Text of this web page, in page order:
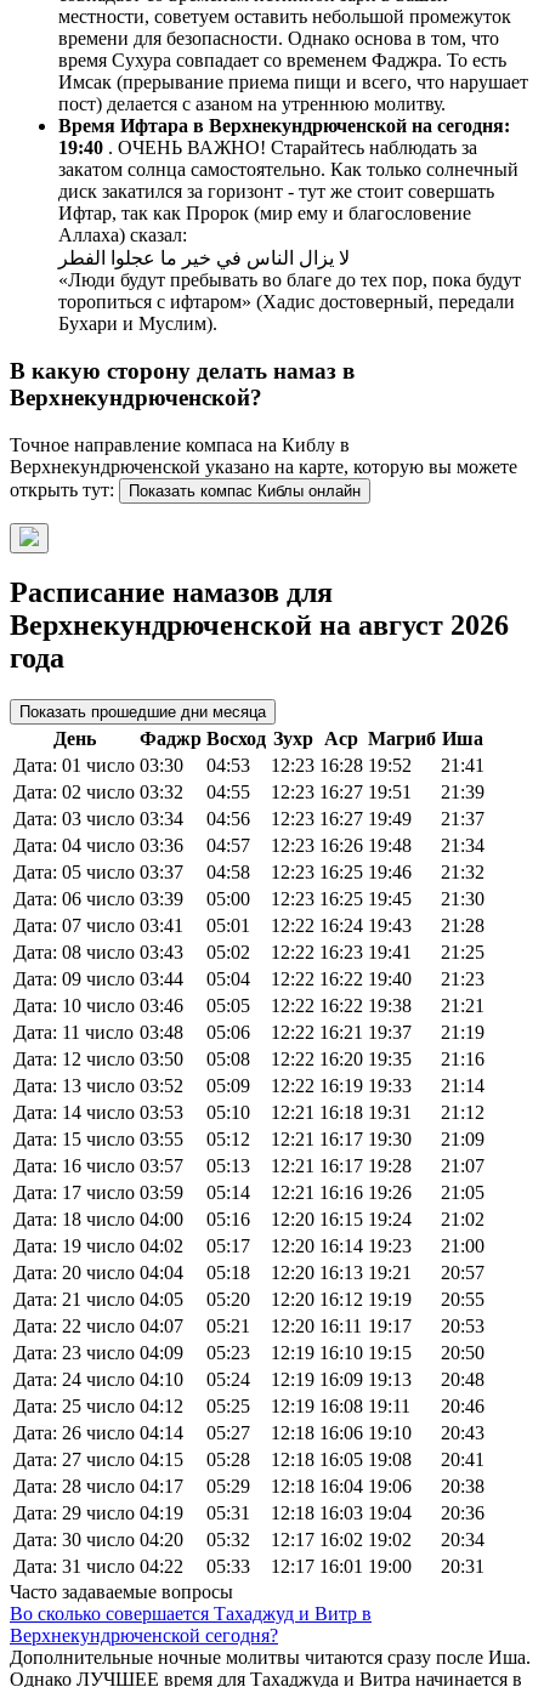
местности, советуем оставить небольшой промежуток
времени для безопасности. Однако основа в том, что
время Сухура совпадает со временем Фаджра. То есть
Имсак (прерывание приема пищи и всего, что нарушает
пост) делается с азаном на утреннюю молитву.
Время Ифтара в Верхнекундрюченской на сегодня:
19:40 . ОЧЕНЬ ВАЖНО! Старайтесь наблюдать за
закатом солнца самостоятельно. Как только солнечный
диск закатился за горизонт - тут же стоит совершать
Ифтар, так как Пророк (мир ему и благословение
Аллаха) сказал:
لا يزال الناس في خير ما عجلوا الفطر
«Люди будут пребывать во благе до тех пор, пока будут
торопиться с ифтаром» (Хадис достоверный, передали
Бухари и Муслим).
В какую сторону делать намаз в
Верхнекундрюченской?
Точное направление компаса на Киблу в
Верхнекундрюченской указано на карте, которую вы можете
открыть тут:
Показать компас Киблы онлайн
Расписание намазов для
Верхнекундрюченской на август 2026
года
Показать прошедшие дни месяца
День Фаджр Восход Зухр Аср Магриб Иша
Дата: 01 число 03:30 04:53 12:23 16:28 19:52
21:41
Дата: 02 число 03:32 04:55 12:23 16:27 19:51
21:39
Дата: 03 число 03:34 04:56 12:23 16:27 19:49
21:37
Дата: 04 число 03:36 04:57 12:23 16:26 19:48
21:34
Дата: 05 число 03:37 04:58 12:23 16:25 19:46
21:32
Дата: 06 число 03:39 05:00 12:23 16:25 19:45
21:30
Дата: 07 число 03:41 05:01 12:22 16:24 19:43
21:28
Дата: 08 число 03:43 05:02 12:22 16:23 19:41
21:25
Дата: 09 число 03:44 05:04 12:22 16:22 19:40
21:23
Дата: 10 число 03:46 05:05 12:22 16:22 19:38
21:21
Дата: 11 число 03:48 05:06 12:22 16:21 19:37
21:19
Дата: 12 число 03:50 05:08 12:22 16:20 19:35
21:16
Дата: 13 число 03:52 05:09 12:22 16:19 19:33
21:14
Дата: 14 число 03:53 05:10 12:21 16:18 19:31
21:12
Дата: 15 число 03:55 05:12 12:21 16:17 19:30
21:09
Дата: 16 число 03:57 05:13 12:21 16:17 19:28
21:07
Дата: 17 число 03:59 05:14 12:21 16:16 19:26
21:05
Дата: 18 число 04:00 05:16 12:20 16:15 19:24
21:02
Дата: 19 число 04:02 05:17 12:20 16:14 19:23
21:00
Дата: 20 число 04:04 05:18 12:20 16:13 19:21
20:57
Дата: 21 число 04:05 05:20 12:20 16:12 19:19
20:55
Дата: 22 число 04:07 05:21 12:20 16:11 19:17
20:53
Дата: 23 число 04:09 05:23 12:19 16:10 19:15
20:50
Дата: 24 число 04:10 05:24 12:19 16:09 19:13
20:48
Дата: 25 число 04:12 05:25 12:19 16:08 19:11
20:46
Дата: 26 число 04:14 05:27 12:18 16:06 19:10
20:43
Дата: 27 число 04:15 05:28 12:18 16:05 19:08
20:41
Дата: 28 число 04:17 05:29 12:18 16:04 19:06
20:38
Дата: 29 число 04:19 05:31 12:18 16:03 19:04
20:36
Дата: 30 число 04:20 05:32 12:17 16:02 19:02
20:34
Дата: 31 число 04:22 05:33 12:17 16:01 19:00
20:31
Часто задаваемые вопросы
Во сколько совершается Тахаджуд и Витр в
Верхнекундрюченской сегодня?
Дополнительные ночные молитвы читаются сразу после Иша.
Однако ЛУЧШЕЕ время для Тахаджуда и Витра начинается в